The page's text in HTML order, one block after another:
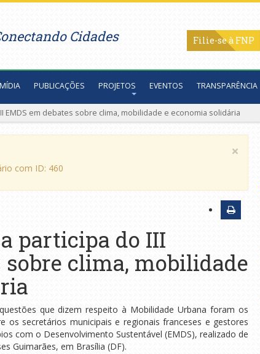
Cidades Filie-se
PUBLICAÇÕES PROJETOS EVENTOS TRANSPARÊNCIA
EMDS em debates sobre clima, mobilidade e economia solidária
×
com ID: 460
participa do III
sobre clima, mobilidade
que dizem respeito à Mobilidade Urbana foram os
os secretários municipais e regionais franceses e gestores
com o Desenvolvimento Sustentável (EMDS), realizado de
Guimarães, em Brasília (DF).